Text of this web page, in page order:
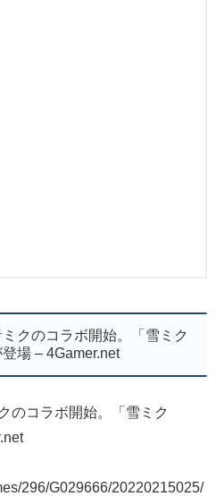
クのコラボ開始。「雪ミク
場 – 4Gamer.net
のコラボ開始。「雪ミク
296/G029666/20220215025/